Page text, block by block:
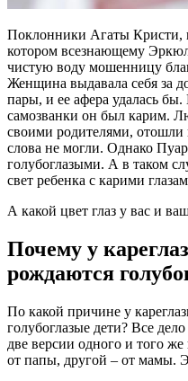
Поклонники Агаты Кристи,
котором всезнающему
чистую воду мошенницу
Женщина выдавала себя за
пары, и ее афера удалась
самозванки он был карим.
своими родителями, отошли
слова не могли. Однако
голубоглазыми. А в таком
свет ребенка с карими
А какой цвет глаз у вас и
Почему у
рождаются
По какой причине у
голубоглазые дети? Все
две версии одного и того
от папы, другой – от мамы.